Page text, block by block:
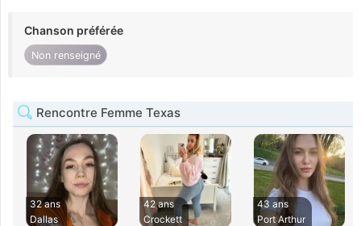
Chanson préférée
Non renseigné
Rencontre Femme Texas
32 ans
Dallas
42 ans
Crockett
43 ans
Port Arthur